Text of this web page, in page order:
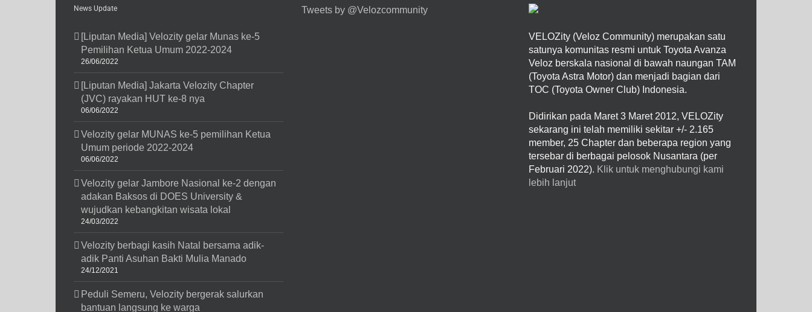
2017)
News Update
[Liputan Media] Velozity gelar Munas ke-5
Pemilihan Ketua Umum 2022-2024
26/06/2022
[Liputan Media] Jakarta Velozity Chapter
(JVC) rayakan HUT ke-8 nya
06/06/2022
Velozity gelar MUNAS ke-5 pemilihan Ketua
Umum periode 2022-2024
06/06/2022
Velozity gelar Jambore Nasional ke-2 dengan
adakan Baksos di DOES University &
wujudkan kebangkitan wisata lokal
24/03/2022
Velozity berbagi kasih Natal bersama adik-
adik Panti Asuhan Bakti Mulia Manado
24/12/2021
Peduli Semeru, Velozity bergerak salurkan
bantuan langsung ke warga
Tweets by @Velozcommunity
VELOZity (Veloz Community) merupakan satu
satunya komunitas resmi untuk Toyota Avanza
Veloz berskala nasional di bawah naungan TAM
(Toyota Astra Motor) dan menjadi bagian dari
TOC (Toyota Owner Club) Indonesia.
Didirikan pada Maret 3 Maret 2012, VELOZity
sekarang ini telah memiliki sekitar +/- 2.165
member, 25 Chapter dan beberapa region yang
tersebar di berbagai pelosok Nusantara (per
Februari 2022). Klik untuk menghubungi kami
lebih lanjut